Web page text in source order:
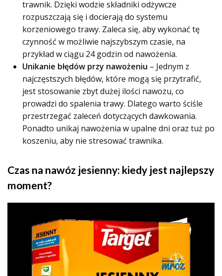
trawnik. Dzięki wodzie składniki odżywcze
rozpuszczają się i docierają do systemu
korzeniowego trawy. Zaleca się, aby wykonać tę
czynność w możliwie najszybszym czasie, na
przykład w ciągu 24 godzin od nawożenia.
Unikanie błędów przy nawożeniu – Jednym z
najczęstszych błędów, które mogą się przytrafić,
jest stosowanie zbyt dużej ilości nawozu, co
prowadzi do spalenia trawy. Dlatego warto ściśle
przestrzegać zaleceń dotyczących dawkowania.
Ponadto unikaj nawożenia w upalne dni oraz tuż po
koszeniu, aby nie stresować trawnika.
Czas na nawóz jesienny: kiedy jest najlepszy
moment?